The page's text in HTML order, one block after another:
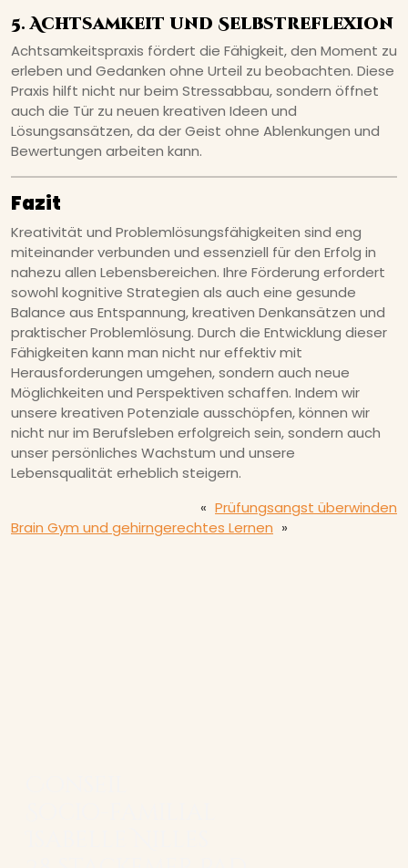
5. Achtsamkeit und Selbstreflexion
Achtsamkeitspraxis fördert die Fähigkeit, den Moment zu
erleben und Gedanken ohne Urteil zu beobachten. Diese
Praxis hilft nicht nur beim Stressabbau, sondern öffnet
auch die Tür zu neuen kreativen Ideen und
Lösungsansätzen, da der Geist ohne Ablenkungen und
Bewertungen arbeiten kann.
Fazit
Kreativität und Problemlösungsfähigkeiten sind eng
miteinander verbunden und essenziell für den Erfolg in
nahezu allen Lebensbereichen. Ihre Förderung erfordert
sowohl kognitive Strategien als auch eine gesunde
Balance aus Entspannung, kreativen Denkansätzen und
praktischer Problemlösung. Durch die Entwicklung dieser
Fähigkeiten kann man nicht nur effektiv mit
Herausforderungen umgehen, sondern auch neue
Möglichkeiten und Perspektiven schaffen. Indem wir
unsere kreativen Potenziale ausschöpfen, können wir
nicht nur im Berufsleben erfolgreich sein, sondern auch
unser persönliches Wachstum und unsere
Lebensqualität erheblich steigern.
« Prüfungsangst überwinden
Brain Gym und gehirngerechtes Lernen »